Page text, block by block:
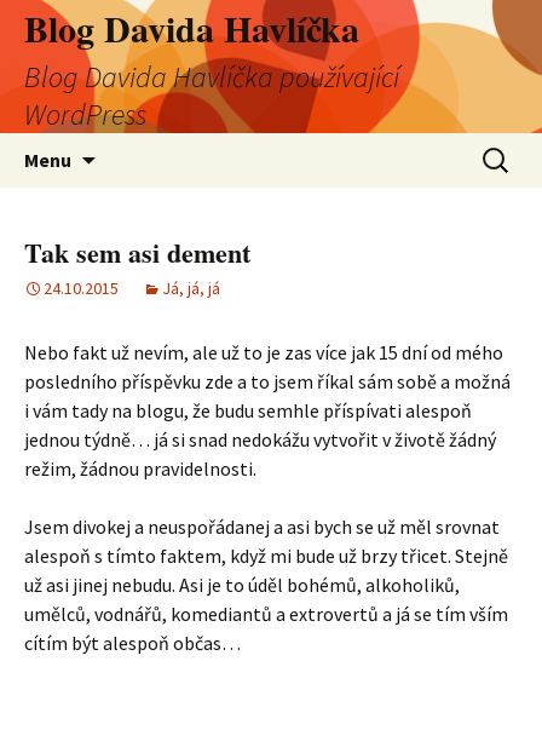
Blog Davida Havlíčka
Blog Davida Havlíčka používající
WordPress
Menu
Tak sem asi dement
24.10.2015 Já, já, já
Nebo fakt už nevím, ale už to je zas více jak 15 dní od mého
posledního příspěvku zde a to jsem říkal sám sobě a možná
i vám tady na blogu, že budu semhle příspívati alespoň
jednou týdně… já si snad nedokážu vytvořit v životě žádný
režim, žádnou pravidelnosti.
Jsem divokej a neuspořádanej a asi bych se už měl srovnat
alespoň s tímto faktem, když mi bude už brzy třicet. Stejně
už asi jinej nebudu. Asi je to úděl bohémů, alkoholiků,
umělců, vodnářů, komediantů a extrovertů a já se tím vším
cítím být alespoň občas…